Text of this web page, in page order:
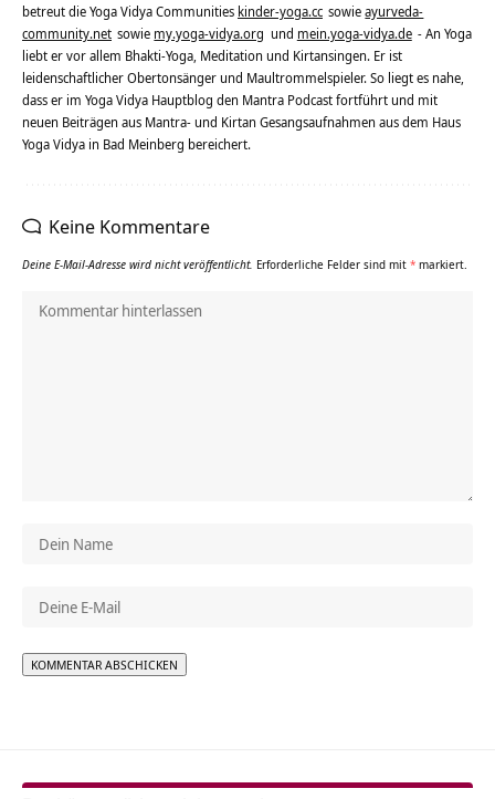
betreut die Yoga Vidya Communities kinder-yoga.cc sowieayurveda-
community.net sowie my.yoga-vidya.org und mein.yoga-vidya.de - An Yoga
liebt er vor allem Bhakti-Yoga, Meditation und Kirtansingen. Er ist
leidenschaftlicher Obertonsänger und Maultrommelspieler. So liegt es nahe,
dass er im Yoga Vidya Hauptblog den Mantra Podcast fortführt und mit
neuen Beiträgen aus Mantra- und Kirtan Gesangsaufnahmen aus dem Haus
Yoga Vidya in Bad Meinberg bereichert.
Keine Kommentare
Deine E-Mail-Adresse wird nicht veröffentlicht. Erforderliche Felder sind mit * markiert.